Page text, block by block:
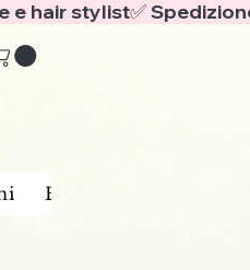
Benessere e spa